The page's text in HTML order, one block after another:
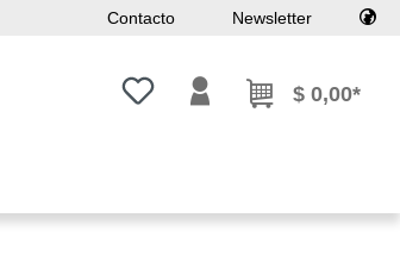
Contacto Newsletter
Tienes 0 artículos en tu lista de
$ 0,00*